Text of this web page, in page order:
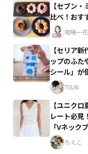
【セブン・
比べ！おす
相場一花
【セリア
ップのふた
シール」が
TSUN
【ユニク
レート必見
「Vネック
ちえこ